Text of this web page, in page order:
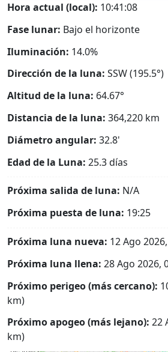
Hora actual (local): 10:41:09
Fase lunar: Bajo el horizonte
Iluminación: 14.0%
Dirección de la luna: SSW (195.5°)
Altitud de la luna: 64.67°
Distancia de la luna: 364,220 km
Diámetro angular: 32.8'
Edad de la Luna: 25.3 días
Próxima salida de luna: N/A
Próxima puesta de luna: 19:25
Próxima luna nueva: 12 Ago
Próxima luna llena: 28 Ago 2026,
Próximo perigeo (más cercano):
km)
Próximo apogeo (más lejano): 22
km)